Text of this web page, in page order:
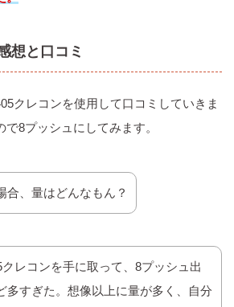
想と口コミ
クレコンを使用して口コミしていきま
8プッシュにしてみます。
合、量はどんなもん？
クレコンを手に取って、8プッシュ出
多すぎた。想像以上に量が多く、自分